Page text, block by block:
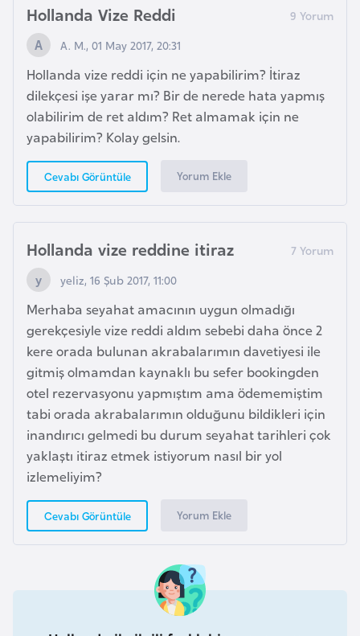
Hollanda Vize Reddi
A. M., 01 May 2017, 20:31
Hollanda vize reddi için ne yapabilirim? İtiraz
dilekçesi işe yarar mı? Bir de nerede hata yapmış
olabilirim de ret aldım? Ret almamak için ne
yapabilirim? Kolay gelsin.
Cevabı Görüntüle Yorum Ekle
Hollanda vize reddine itiraz
yeliz, 16 Şub 2017, 11:00
Merhaba seyahat amacının uygun olmadığı
gerekçesiyle vize reddi aldım sebebi daha önce 2
kere orada bulunan akrabalarımın davetiyesi ile
gitmiş olmamdan kaynaklı bu sefer bookingden
otel rezervasyonu yapmıştım ama ödememiştim
tabi orada akrabalarımın olduğunu bildikleri için
inandırıcı gelmedi bu durum seyahat tarihleri çok
yaklaştı itiraz etmek istiyorum nasıl bir yol
izlemeliyim?
Cevabı Görüntüle Yorum Ekle
l
g
a
r
i
s
t
a
r
m
e
n
i
s
t
a
n
E
s
t
o
n